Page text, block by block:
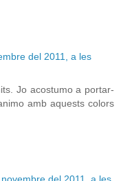
del 2011, a les
Jo acostumo a portar-
amb aquests colors